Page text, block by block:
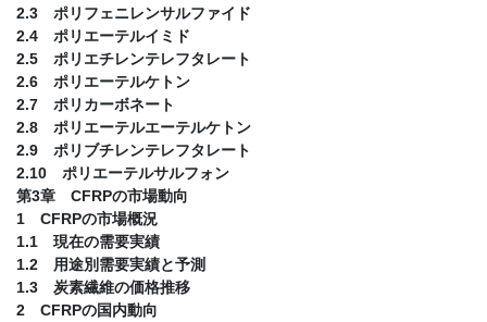
2.3 ポリフェニレンサルファイド
2.4 ポリエーテルイミド
2.5 ポリエチレンテレフタレート
2.6 ポリエーテルケトン
2.7 ポリカーボネート
2.8 ポリエーテルエーテルケトン
2.9 ポリブチレンテレフタレート
2.10 ポリエーテルサルフォン
第3章 CFRPの市場動向
1 CFRPの市場概況
1.1 現在の需要実績
1.2 用途別需要実績と予測
1.3 炭素繊維の価格推移
2 CFRPの国内動向